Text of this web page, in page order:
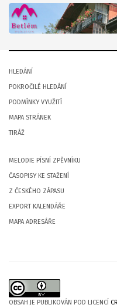
HLEDÁNÍ
POKROČILÉ HLEDÁNÍ
PODMÍNKY VYUŽITÍ
MAPA STRÁNEK
TIRÁŽ
MELODIE PÍSNÍ ZPĚVNÍKU
ČASOPISY KE STAŽENÍ
Z ČESKÉHO ZÁPASU
EXPORT KALENDÁŘE
MAPA ADRESÁŘE
OBSAH JE PUBLIKOVÁN POD LICENCÍ